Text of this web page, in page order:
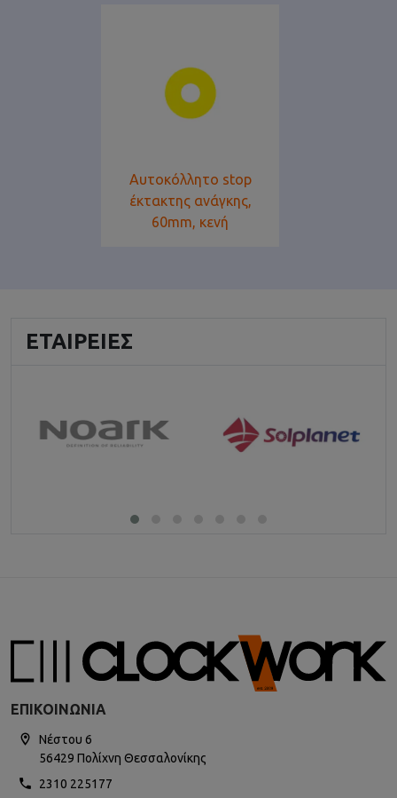
Αυτοκόλλητο stop
έκτακτης ανάγκης,
60mm, κενή
ΕΤΑΙΡΕΊΕΣ
ΕΠΙΚΟΙΝΩΝΊΑ
Νέστου 6
56429 Πολίχνη Θεσσαλονίκης
2310 225177